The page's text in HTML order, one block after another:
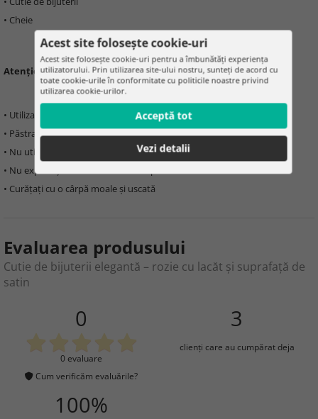
• Cheie
Atenționare:
• Utilizați doar în scopul destinat
• Păstrați departe de copii
• Nu utilizați produsul deteriorat
• Nu expuneți la umiditate sau temperaturi extreme
• Curățați cu o cârpă moale și uscată
Evaluarea produsului
Cutie de bijuterii elegantă – rozie cu lacăt și suprafață de
satin
0
0 evaluare
Cum verificăm evaluările?
3
clienţi care au cumpărat deja
100%
Acest site folosește cookie-uri
Acest site folosește cookie-uri pentru a îmbunătăți experiența
utilizatorului. Prin utilizarea site-ului nostru, sunteți de acord cu
toate cookie-urile în conformitate cu politicile noastre privind
utilizarea cookie-urilor.
Acceptă tot
Vezi detalii